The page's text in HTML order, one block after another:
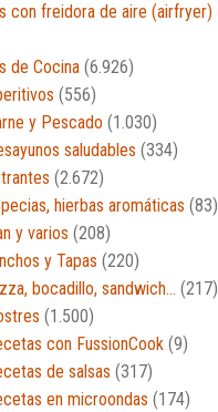
con freidora de aire (airfryer)
de Cocina (6.926)
(556)
y Pescado (1.030)
saludables (334)
(2.672)
hierbas aromáticas (83)
y varios (208)
y Tapas (220)
bocadillo, sandwich… (217)
(1.500)
con FussionCook (9)
de salsas (317)
en microondas (174)